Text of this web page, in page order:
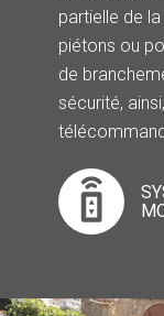
partielle de
piétons ou
de
sécurité,